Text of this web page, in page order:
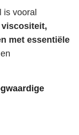
is vooral
viscositeit,
met essentiële